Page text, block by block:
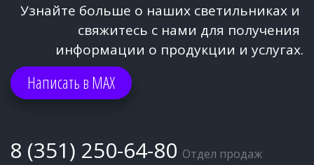
Узнайте больше о наших светильниках и
свяжитесь с нами для получения
информации о продукции и услугах.
Написать в МАХ
8 (351) 250-64-80 Отдел продаж